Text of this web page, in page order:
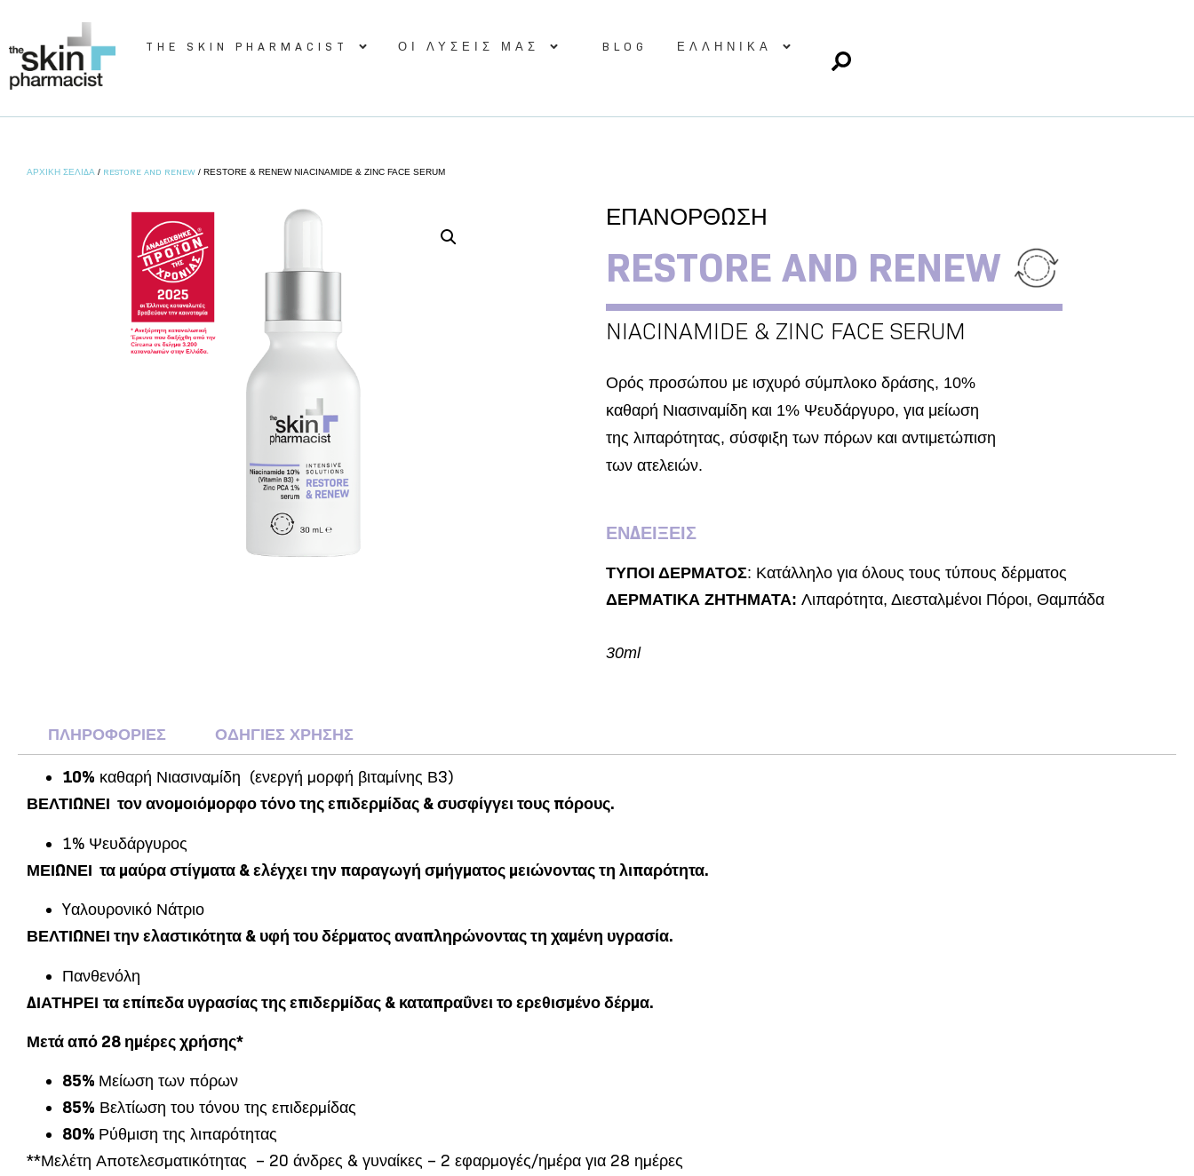
THE SKIN PHARMACIST ΟΙ ΛΥΣΕΙΣ ΜΑΣ BLOG ΕΛΛΗΝΙΚΆ
ΑΡΧΙΚΉ ΣΕΛΊΔΑ / RESTORE AND RENEW / RESTORE & RENEW NIACINAMIDE & ZINC FACE SERUM
ΕΠΑΝΟΡΘΩΣΗ
RESTORE AND RENEW
NIACINAMIDE & ZINC FACE SERUM
Ορός προσώπου με ισχυρό σύμπλοκο δράσης, 10%
καθαρή Νιασιναμίδη και 1% Ψευδάργυρο, για μείωση
της λιπαρότητας, σύσφιξη των πόρων και αντιμετώπιση
των ατελειών.
ΕΝΔΕΙΞΕΙΣ
ΤΥΠΟΙ ΔΕΡΜΑΤΟΣ: Kατάλληλο για όλους τους τύπους δέρματος
ΔΕΡΜΑΤΙΚΑ ΖΗΤΗΜΑΤΑ: Λιπαρότητα, Διεσταλμένοι Πόροι, Θαμπάδα
30ml
ΠΛΗΡΟΦΟΡΙΕΣ ΟΔΗΓΙΕΣ ΧΡΗΣΗΣ
10% καθαρή Νιασιναμίδη (ενεργή μορφή βιταμίνης Β3)
ΒΕΛΤΙΩΝΕΙ τον ανομοιόμορφο τόνο της επιδερμίδας & συσφίγγει τους πόρους.
1% Ψευδάργυρος
ΜΕΙΩΝΕΙ τα μαύρα στίγματα & ελέγχει την παραγωγή σμήγματος μειώνοντας τη λιπαρότητα.
Yαλουρονικό Νάτριο
ΒΕΛΤΙΩΝΕΙ την ελαστικότητα & υφή του δέρματος αναπληρώνοντας τη χαμένη υγρασία.
Πανθενόλη
ΔΙΑΤΗΡΕΙ τα επίπεδα υγρασίας της επιδερμίδας & καταπραΰνει το ερεθισμένο δέρμα.
Μετάαπό 28 ημέρεςχρήσης*
85% Μείωση των πόρων
85% Βελτίωση του τόνου της επιδερμίδας
80% Ρύθμιση της λιπαρότητας
**Μελέτη Αποτελεσματικότητας – 20 άνδρες & γυναίκες – 2 εφαρμογές/ημέρα για 28 ημέρες